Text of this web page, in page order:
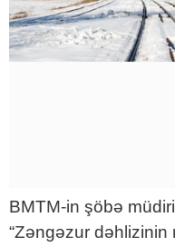
BMTM-in şöbə
“Zəngəzur dəhlizinin